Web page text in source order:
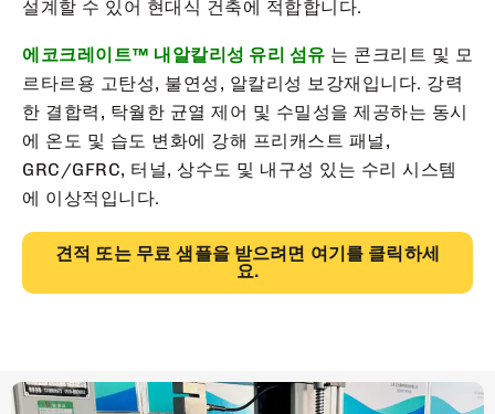
설계할 수 있어 현대식 건축에 적합합니다.
에코크레이트™ 내알칼리성 유리 섬유 는 콘크리트 및 모
르타르용 고탄성, 불연성, 알칼리성 보강재입니다. 강력
한 결합력, 탁월한 균열 제어 및 수밀성을 제공하는 동시
에 온도 및 습도 변화에 강해 프리캐스트 패널,
GRC/GFRC, 터널, 상수도 및 내구성 있는 수리 시스템
에 이상적입니다.
견적 또는 무료 샘플을 받으려면 여기를 클릭하세
요.